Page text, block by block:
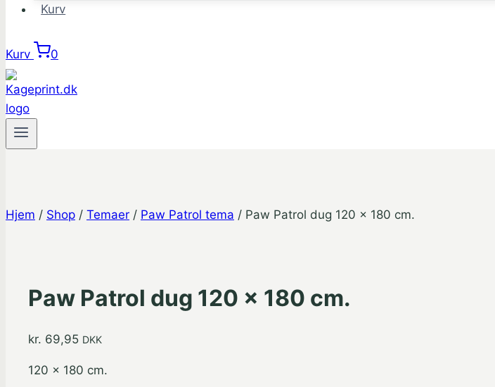
Kurv
Kurv 0
Hjem / Shop / Temaer / Paw Patrol tema / Paw Patrol dug 120 x 180 cm.
Paw Patrol dug 120 x 180 cm.
kr. 69,95 DKK
120 x 180 cm.